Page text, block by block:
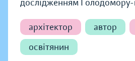
дослідженням Голодомору-
архітектор автор
освітянин